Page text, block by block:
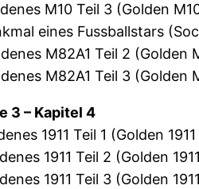
M10 Teil 3 (Golden
eines Fussballstars
M82A1 Teil 2 (Golden
M82A1 Teil 3 (Golden
3 – Kapitel 4
1911 Teil 1 (Golden
1911 Teil 2 (Golden
1911 Teil 3 (Golden